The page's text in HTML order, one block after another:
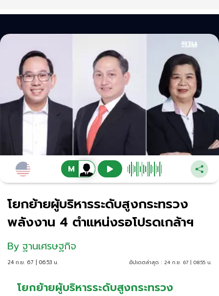
โยกย้ายผู้บริหารระดับสูงกระทรวง
พลังงาน 4 ตำแหน่งรอโปรดเกล้าฯ
By ฐานเศรษฐกิจ
24 ก.ย. 67 | 06:53 น. อัปเดตล่าสุด : 24 ก.ย. 67 | 08:55 น.
โยกย้ายผู้บริหารระดับสูงกระทรวง